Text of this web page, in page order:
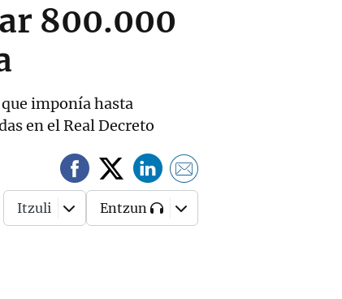
800.000
imponía hasta
en el Real Decreto
Itzuli Entzun